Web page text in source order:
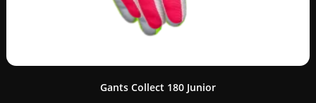
Gants Collect 180 Junior